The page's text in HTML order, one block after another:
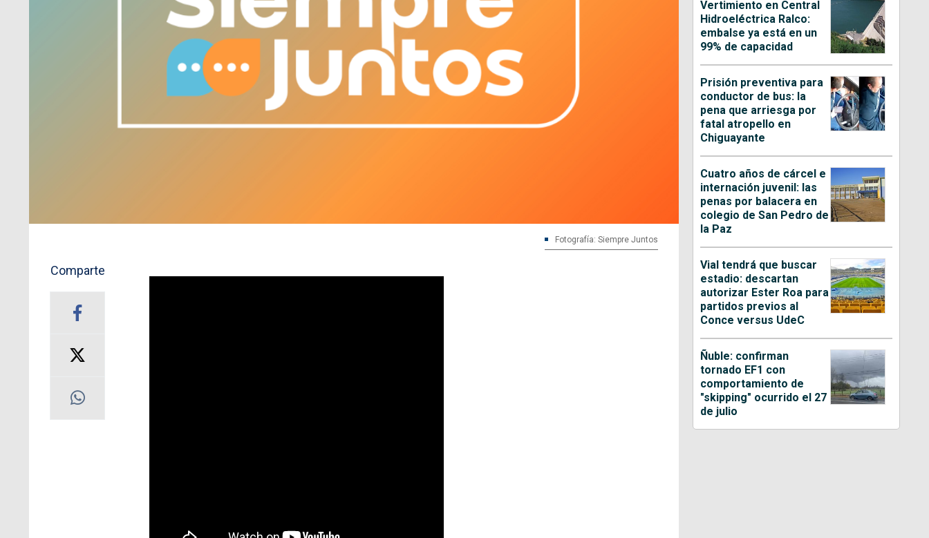
Fotografía: Siempre Juntos
Comparte
Vertimiento en Central
Hidroeléctrica Ralco:
embalse ya está en un
99% de capacidad
Prisión preventiva para
conductor de bus: la
pena que arriesga por
fatal atropello en
Chiguayante
Cuatro años de cárcel e
internación juvenil: las
penas por balacera en
colegio de San Pedro de
la Paz
Vial tendrá que buscar
estadio: descartan
autorizar Ester Roa para
partidos previos al
Conce versus UdeC
Ñuble: confirman
tornado EF1 con
comportamiento de
"skipping" ocurrido el 27
de julio